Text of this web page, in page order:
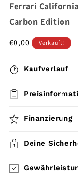
Ferrari
Carbon Edition
Normaler
€0,00 Verkauft!
Kaufverlauf
Finanzierung
Deine